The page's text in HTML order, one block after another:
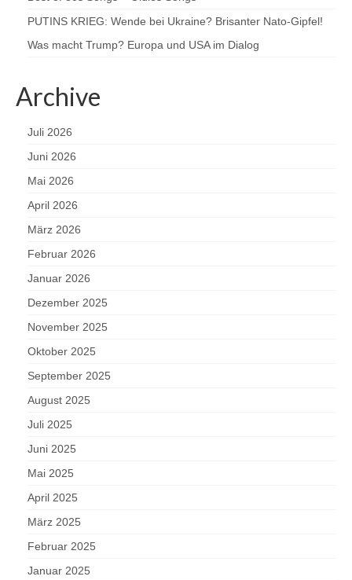
PUTINS KRIEG: Wende bei Ukraine? Brisanter Nato-Gipfel!
Was macht Trump? Europa und USA im Dialog
Archive
Juli 2026
Juni 2026
Mai 2026
April 2026
März 2026
Februar 2026
Januar 2026
Dezember 2025
November 2025
Oktober 2025
September 2025
August 2025
Juli 2025
Juni 2025
Mai 2025
April 2025
März 2025
Februar 2025
Januar 2025